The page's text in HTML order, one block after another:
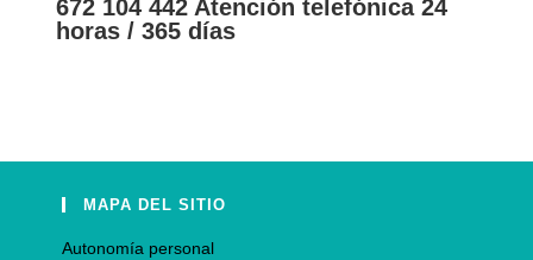
672 104 442 Atención telefónica 24
horas / 365 días
MAPA DEL SITIO
Autonomía personal